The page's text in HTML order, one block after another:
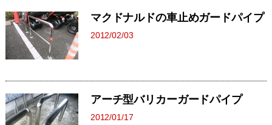
マクドナルドの車止めガードパイプ
2012/02/03
アーチ型バリカーガードパイプ
2012/01/17